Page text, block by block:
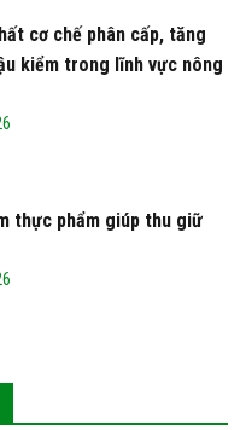
cơ chế phân cấp, tăng
kiểm trong lĩnh vực nông
thực phẩm giúp thu giữ